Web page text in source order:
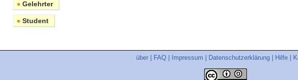
● Gelehrter
● Student
über FAQ Impressum Datenschutzerklärung Hilfe